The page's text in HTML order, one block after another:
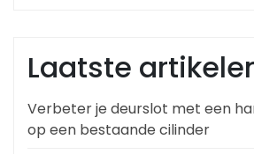
Laatste
Verbeter je deurslot met een
op een bestaande cilinder